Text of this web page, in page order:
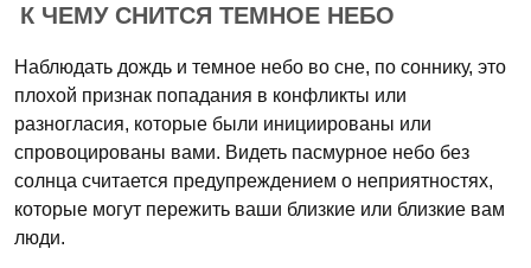
К ЧЕМУ СНИТСЯ ТЕМНОЕ НЕБО
Наблюдать дождь и темное небо во сне, по соннику, это
плохой признак попадания в конфликты или
разногласия, которые были инициированы или
спровоцированы вами. Видеть пасмурное небо без
солнца считается предупреждением о неприятностях,
которые могут пережить ваши близкие или близкие вам
люди.